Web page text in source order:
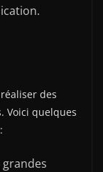
des
Voici quelques